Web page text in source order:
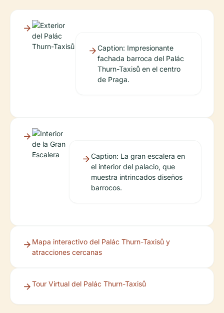
Caption: Impresionante
fachada barroca del Palác
Thurn-Taxisů en el centro
de Praga.
Caption: La gran escalera en
el interior del palacio, que
muestra intrincados diseños
barrocos.
Mapa interactivo del Palác Thurn-Taxisů y
atracciones cercanas
Tour Virtual del Palác Thurn-Taxisů